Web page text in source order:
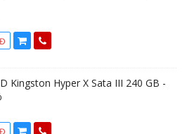
Kingston Hyper X Sata III 240 GB -